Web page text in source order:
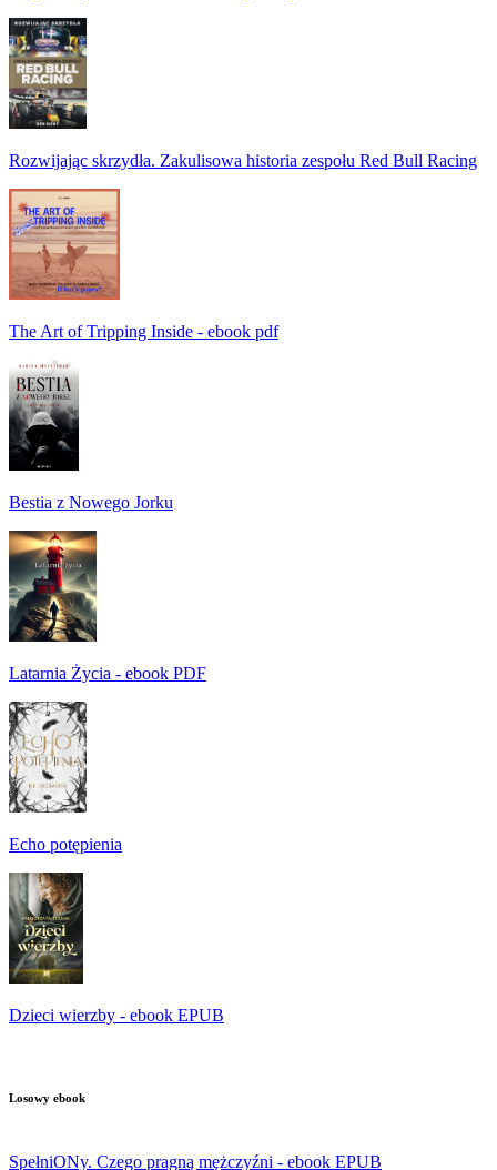
Rozwijając skrzydła. Zakulisowa historia zespołu Red Bull Racing
The Art of Tripping Inside - ebook pdf
Bestia z Nowego Jorku
Latarnia Życia - ebook PDF
Echo potępienia
Dzieci wierzby - ebook EPUB
Losowy ebook
SpełniONy. Czego pragną mężczyźni - ebook EPUB